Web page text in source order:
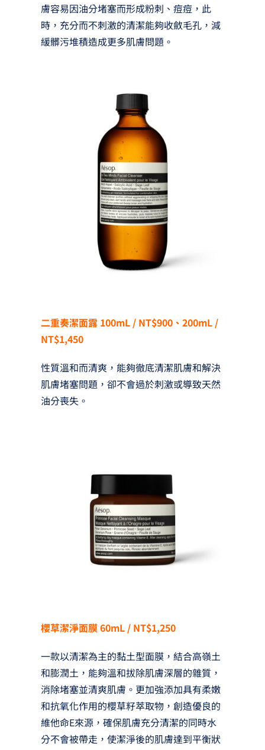
膚容易因油分堵塞而形成粉刺、痘痘，此
時，充分而不刺激的清潔能夠收斂毛孔，減
緩髒污堆積造成更多肌膚問題。
二重奏潔面露 100mL / NT$900、200mL /
NT$1,450
性質溫和而清爽，能夠徹底清潔肌膚和解決
肌膚堵塞問題，卻不會過於刺激或導致天然
油分喪失。
櫻草潔淨面膜 60mL / NT$1,250
一款以清潔為主的黏土型面膜，結合高嶺土
和膨潤土，能夠溫和拔除肌膚深層的雜質，
消除堵塞並清爽肌膚。更加強添加具有柔嫩
和抗氧化作用的櫻草籽萃取物，創造優良的
維他命E來源，確保肌膚充分清潔的同時水
分不會被帶走，使潔淨後的肌膚達到平衡狀